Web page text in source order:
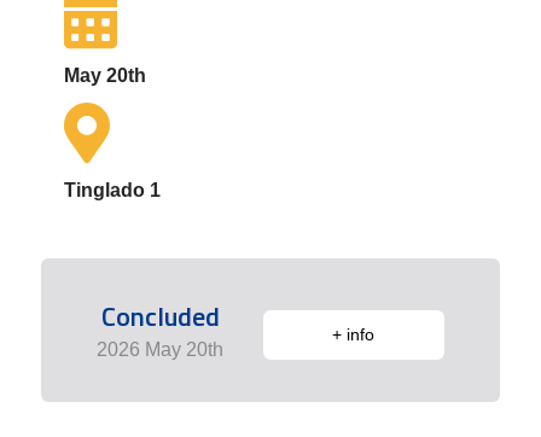
May 20th
Tinglado 1
Concluded
2026 May 20th
+ info